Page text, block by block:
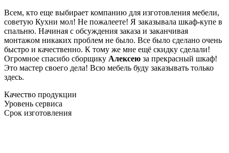
Всем, кто еще выбирает компанию для изготовления мебели,
советую Кухни мол! Не пожалеете! Я заказывала шкаф-купе в
спальню. Начиная с обсуждения заказа и заканчивая
монтажом никаких проблем не было. Все было сделано очень
быстро и качественно. К тому же мне ещё скидку сделали!
Огромное спасибо сборщику Алексею за прекрасный шкаф!
Это мастер своего дела! Всю мебель буду заказывать только
здесь.
Качество продукции
Уровень сервиса
Срок изготовления